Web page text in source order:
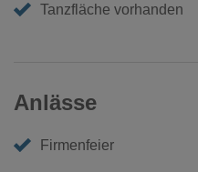
Tanzfläche vorhanden
Anlässe
Firmenfeier